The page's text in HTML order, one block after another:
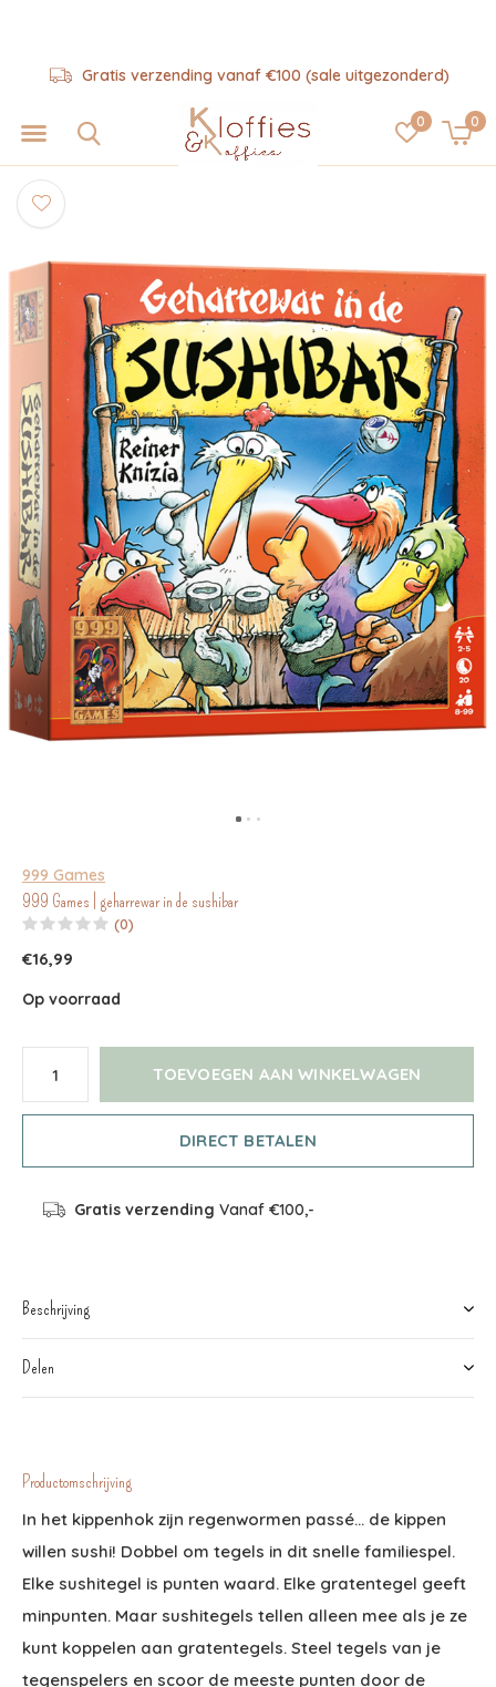
0 0
Gratis verzending vanaf €100 (sale uitgezonderd)
999 Games
999 Games | geharrewar in de sushibar
(0)
€16,99
Op voorraad
TOEVOEGEN AAN WINKELWAGEN
DIRECT BETALEN
Gratis verzending Vanaf €100,-
Beschrijving
Delen
Productomschrijving
In het kippenhok zijn regenwormen passé… de kippen
willen sushi! Dobbel om tegels in dit snelle familiespel.
Elke sushitegel is punten waard. Elke gratentegel geeft
minpunten. Maar sushitegels tellen alleen mee als je ze
kunt koppelen aan gratentegels. Steel tegels van je
tegenspelers en scoor de meeste punten door de